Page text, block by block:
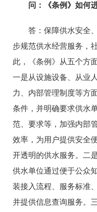
问： 《条例》如何
答：保障供水安全
步规范供水经营服务，
此，《条例》从五个方
一是从设施设备、从业
力、内部管理制度等方
条件，并明确要求供水
范、要求等，加强内部
效率，为用户提供安全
开透明的供水服务。二
供水单位通过便于公众
装接入流程、服务标准
并提供信息查询服务。